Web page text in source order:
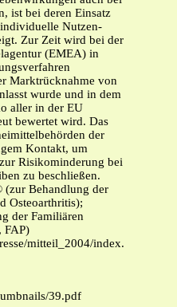
ist bei deren Einsatz
Nutzen-
Zur Zeit wird bei der
(EMEA) in
Marktrücknahme von
wurde und in dem
aller in der EU
bewertet wird. Das
der
Kontakt, um
Risikominderung bei
zu beschließen.
(zur Behandlung der
Osteoarthritis);
der Familiären
FAP)
mitteil_2004/index.php?
39.pdf